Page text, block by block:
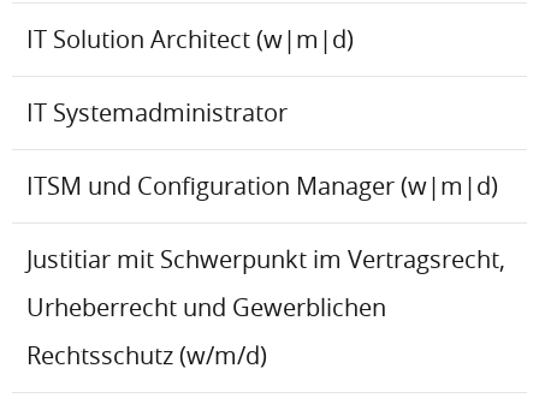
IT Solution Architect (w|m|d)
IT Systemadministrator
ITSM und Configuration Manager (w|m|d)
Justitiar mit Schwerpunkt im Vertragsrecht,
Urheberrecht und Gewerblichen
Rechtsschutz (w/m/d)